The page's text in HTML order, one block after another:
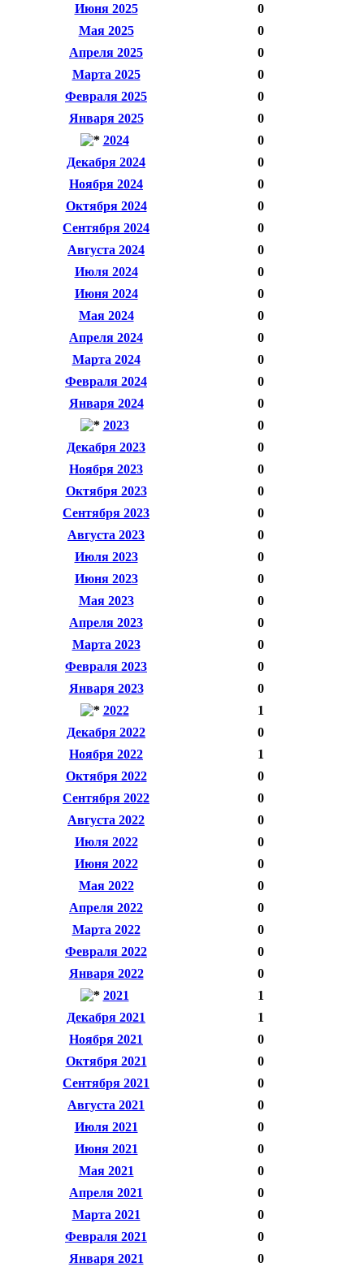
Июня 2025
0
Мая 2025
0
Апреля 2025
0
Марта 2025
0
Февраля 2025
0
Января 2025
0
2024
0
Декабря 2024
0
Ноября 2024
0
Октября 2024
0
Сентября 2024
0
Августа 2024
0
Июля 2024
0
Июня 2024
0
Мая 2024
0
Апреля 2024
0
Марта 2024
0
Февраля 2024
0
Января 2024
0
2023
0
Декабря 2023
0
Ноября 2023
0
Октября 2023
0
Сентября 2023
0
Августа 2023
0
Июля 2023
0
Июня 2023
0
Мая 2023
0
Апреля 2023
0
Марта 2023
0
Февраля 2023
0
Января 2023
0
2022
1
Декабря 2022
0
Ноября 2022
1
Октября 2022
0
Сентября 2022
0
Августа 2022
0
Июля 2022
0
Июня 2022
0
Мая 2022
0
Апреля 2022
0
Марта 2022
0
Февраля 2022
0
Января 2022
0
2021
1
Декабря 2021
1
Ноября 2021
0
Октября 2021
0
Сентября 2021
0
Августа 2021
0
Июля 2021
0
Июня 2021
0
Мая 2021
0
Апреля 2021
0
Марта 2021
0
Февраля 2021
0
Января 2021
0